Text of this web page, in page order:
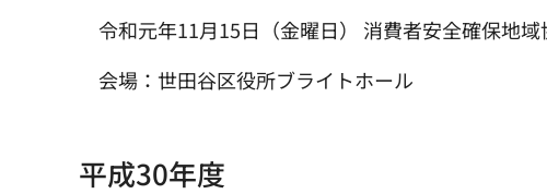
令和元年11月15日（金曜日） 消費者安全確保地域
会場：世田谷区役所ブライトホール
平成30年度